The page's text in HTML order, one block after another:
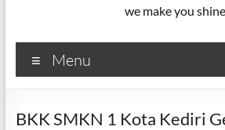
we make you shine
Menu
BKK SMKN 1 Kota Kediri